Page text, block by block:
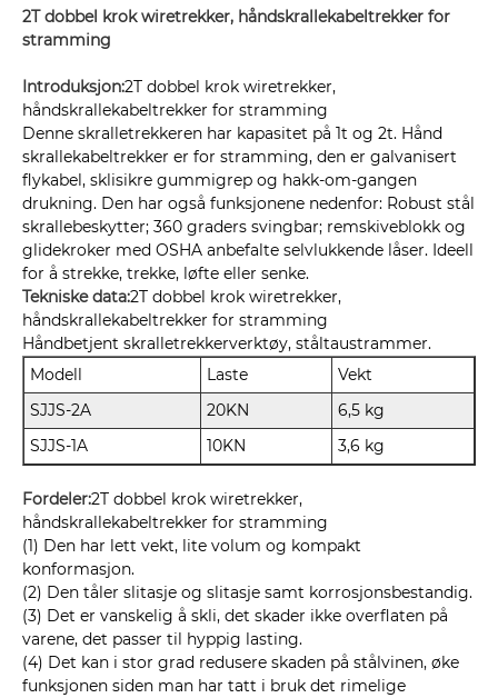
2T dobbel krok wiretrekker, håndskrallekabeltrekker for
stramming
Introduksjon:2T dobbel krok wiretrekker,
håndskrallekabeltrekker for stramming
Denne skralletrekkeren har kapasitet på 1t og 2t. Hånd
skrallekabeltrekker er for stramming, den er galvanisert
flykabel, sklisikre gummigrep og hakk-om-gangen
drukning. Den har også funksjonene nedenfor: Robust stål
skrallebeskytter; 360 graders svingbar; remskiveblokk og
glidekroker med OSHA anbefalte selvlukkende låser. Ideell
for å strekke, trekke, løfte eller senke.
Tekniske data:2T dobbel krok wiretrekker,
håndskrallekabeltrekker for stramming
Håndbetjent skralletrekkerverktøy, ståltaustrammer.
Modell
Laste
Vekt
SJJS-2A
20KN
6,5 kg
SJJS-1A
10KN 3,6 kg
Fordeler:2T dobbel krok wiretrekker,
håndskrallekabeltrekker for stramming
(1) Den har lett vekt, lite volum og kompakt
konformasjon.
(2) Den tåler slitasje og slitasje samt korrosjonsbestandig.
(3) Det er vanskelig å skli, det skader ikke overflaten på
varene, det passer til hyppig lasting.
(4) Det kan i stor grad redusere skaden på stålvinen, øke
funksjonen siden man har tatt i bruk det rimelige